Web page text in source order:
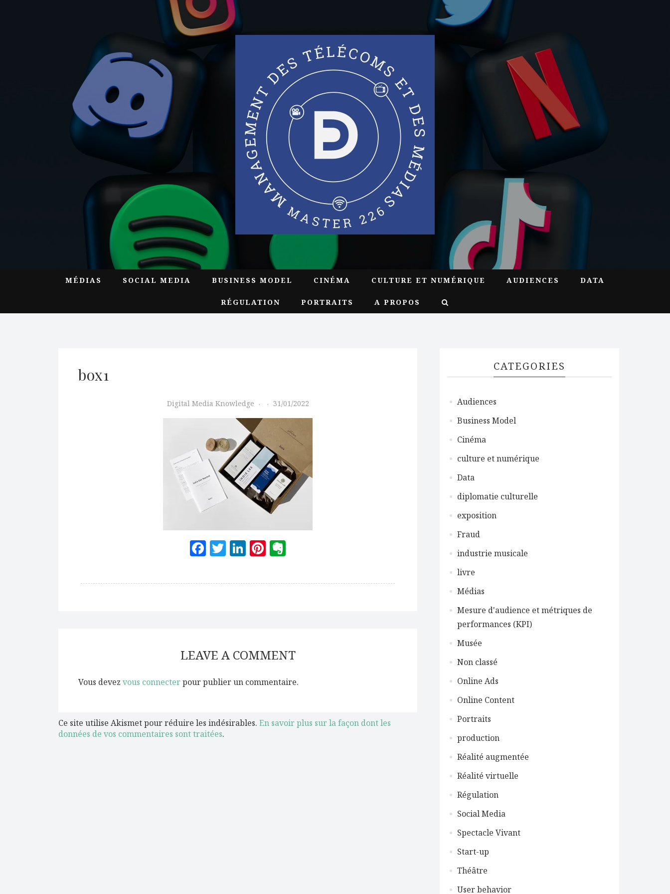
MÉDIAS SOCIAL MEDIA BUSINESS MODEL CINÉMA CULTURE ET NUMÉRIQUE AUDIENCES DATA
RÉGULATION PORTRAITS A PROPOS
box1
Digital Media Knowledge 31/01/2022
Facebook
Twitter
LinkedIn
Pinterest
LEAVE A COMMENT
Vous devez vous connecterpour publier un commentaire.
Ce site utilise Akismet pour réduire les indésirables. En savoir plus sur la façon dont les
données de vos commentaires sont traitées.
CATEGORIES
Audiences
Business Model
Cinéma
culture et numérique
Data
diplomatie culturelle
exposition
Fraud
industrie musicale
livre
Médias
Mesure d'audience et métriques de
performances (KPI)
Musée
Non classé
Online Ads
Online Content
Portraits
production
Réalité augmentée
Réalité virtuelle
Régulation
Social Media
Spectacle Vivant
Start-up
Théâtre
User behavior